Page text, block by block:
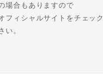
場合もありますので
フィシャルサイトをチェック
い。